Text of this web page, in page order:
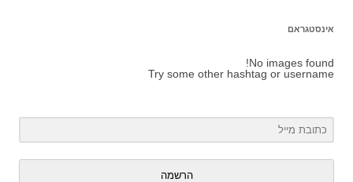
אינסטגראם
No images found!
Try some other hashtag or username
הרשמה